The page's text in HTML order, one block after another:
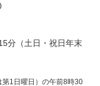
分（土日・祝日年末
1日曜日）の午前8時30